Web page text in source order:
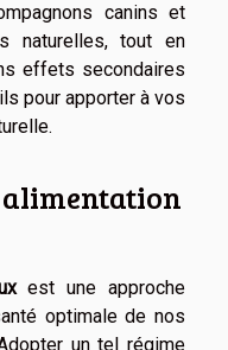
canins et
naturelles, tout en
effets secondaires
pour apporter à vos
est une approche
optimale de nos
un tel régime